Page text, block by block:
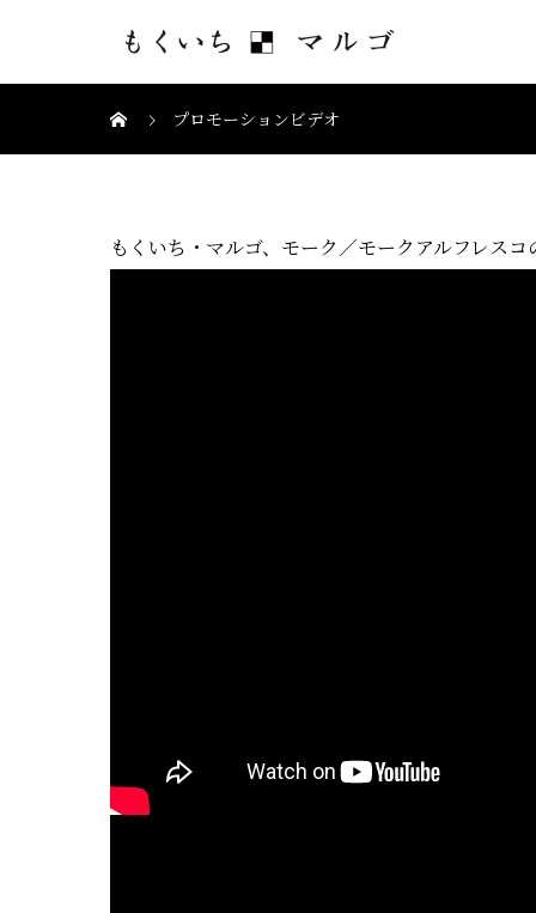
プロモーションビデオ
もくいち・マルゴ、モーク／モークアルフレス